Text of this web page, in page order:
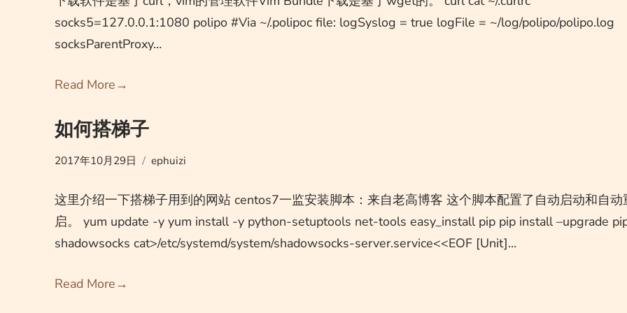
socks5=127.0.0.1:1080 polipo #Via ~/.polipoc file: logSyslog = true logFile = ~/log/polipo/polipo.log
socksParentProxy…
Read More→
如何搭梯子
2017年10月29日 ephuizi
这里介绍一下搭梯子用到的网站 centos7一监安装脚本：来自老高博客 这个脚本配置了自动启动和自动
启。 yum update -y yum install -y python-setuptools net-tools easy_install pip pip install –upgrade
shadowsocks cat>/etc/systemd/system/shadowsocks-server.service<<EOF [Unit]…
Read More→